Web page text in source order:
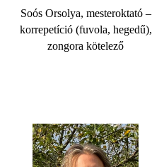
Soós Orsolya, mesteroktató –
korrepetíció (fuvola, hegedű),
zongora kötelező